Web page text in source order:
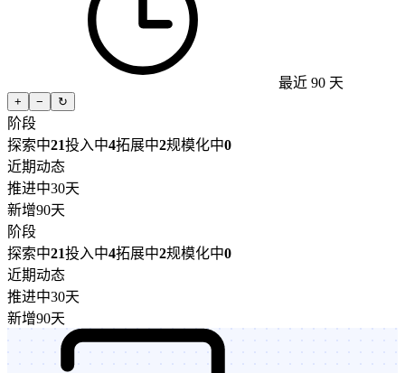
最近 90 天
+ − ↻
阶段
探索中21投入中4拓展中2规模化中0
近期动态
推进中30天
新增90天
阶段
探索中21投入中4拓展中2规模化中0
近期动态
推进中30天
新增90天